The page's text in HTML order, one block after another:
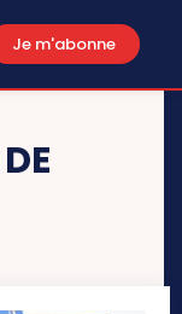
Je m'abonne